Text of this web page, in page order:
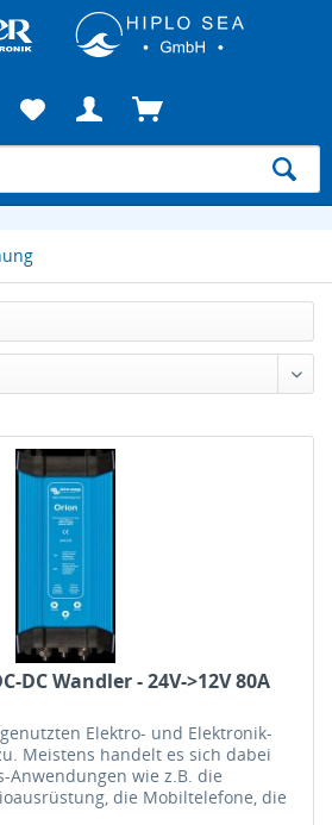
DC Wandler - 24V->12V 80A
Elektro- und Elektronik-
Meistens handelt es sich dabei
Anwendungen wie z.B. die
die Mobiltelefone, die